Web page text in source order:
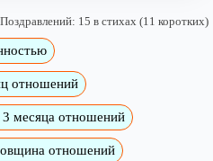
Поздравлений: 15 в стихах (11 коротких)
отношений
3 месяца отношений
отношений